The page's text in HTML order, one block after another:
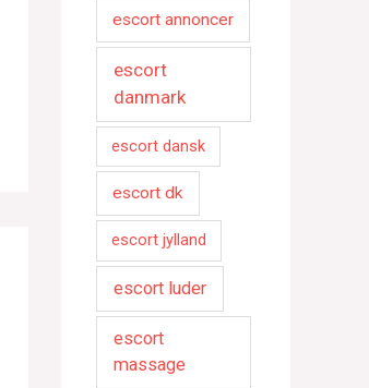
escort annoncer
escort
danmark
escort dansk
escort dk
escort jylland
escort luder
escort
massage